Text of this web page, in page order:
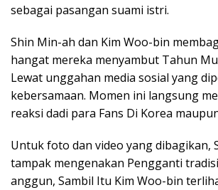
sebagai pasangan suami istri.
Shin Min-ah dan Kim Woo-bin
hangat mereka menyambut Tahun
Lewat unggahan media sosial yang
kebersamaan. Momen ini langsung
reaksi dadi para Fans Di Korea
Untuk foto dan video yang dibagikan,
tampak mengenakan Pengganti
anggun, Sambil Itu Kim Woo-bin